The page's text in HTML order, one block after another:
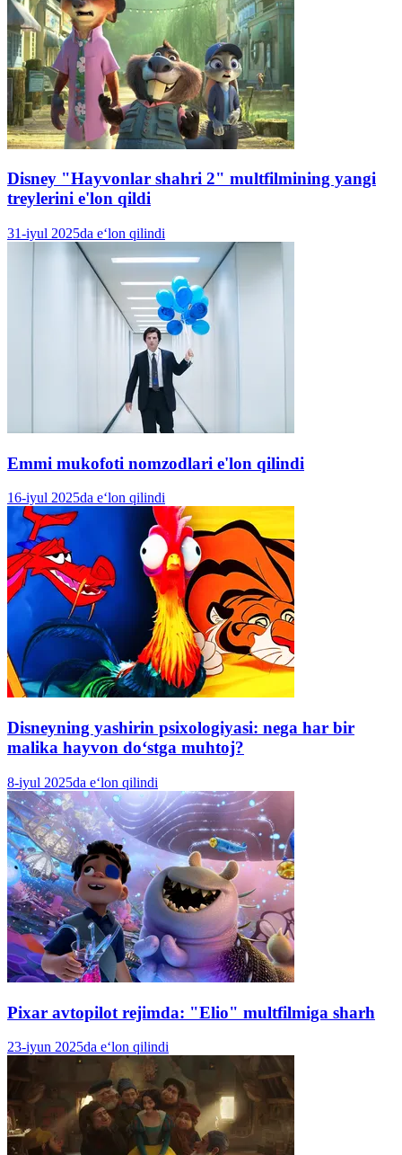
Disney "Hayvonlar shahri 2" multfilmining yangi
treylerini e'lon qildi
31-iyul 2025da e‘lon qilindi
Emmi mukofoti nomzodlari e'lon qilindi
16-iyul 2025da e‘lon qilindi
Disneyning yashirin psixologiyasi: nega har bir
malika hayvon doʻstga muhtoj?
8-iyul 2025da e‘lon qilindi
Pixar avtopilot rejimda: "Elio" multfilmiga sharh
23-iyun 2025da e‘lon qilindi